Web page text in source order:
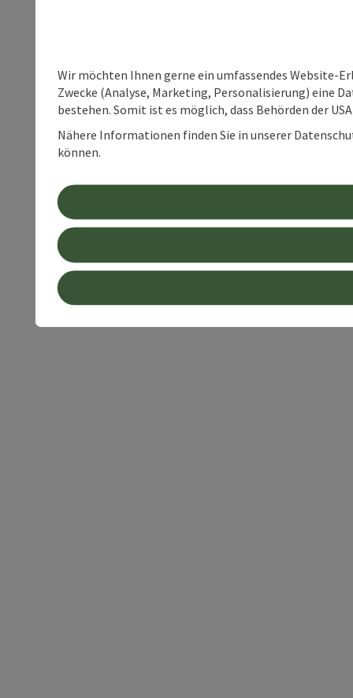
Wir möchten Ihnen gerne ein umfassendes Website-
Zwecke (Analyse, Marketing, Personalisierung) eine
bestehen. Somit ist es möglich, dass Behörden der
Nähere Informationen finden Sie in unserer
können.